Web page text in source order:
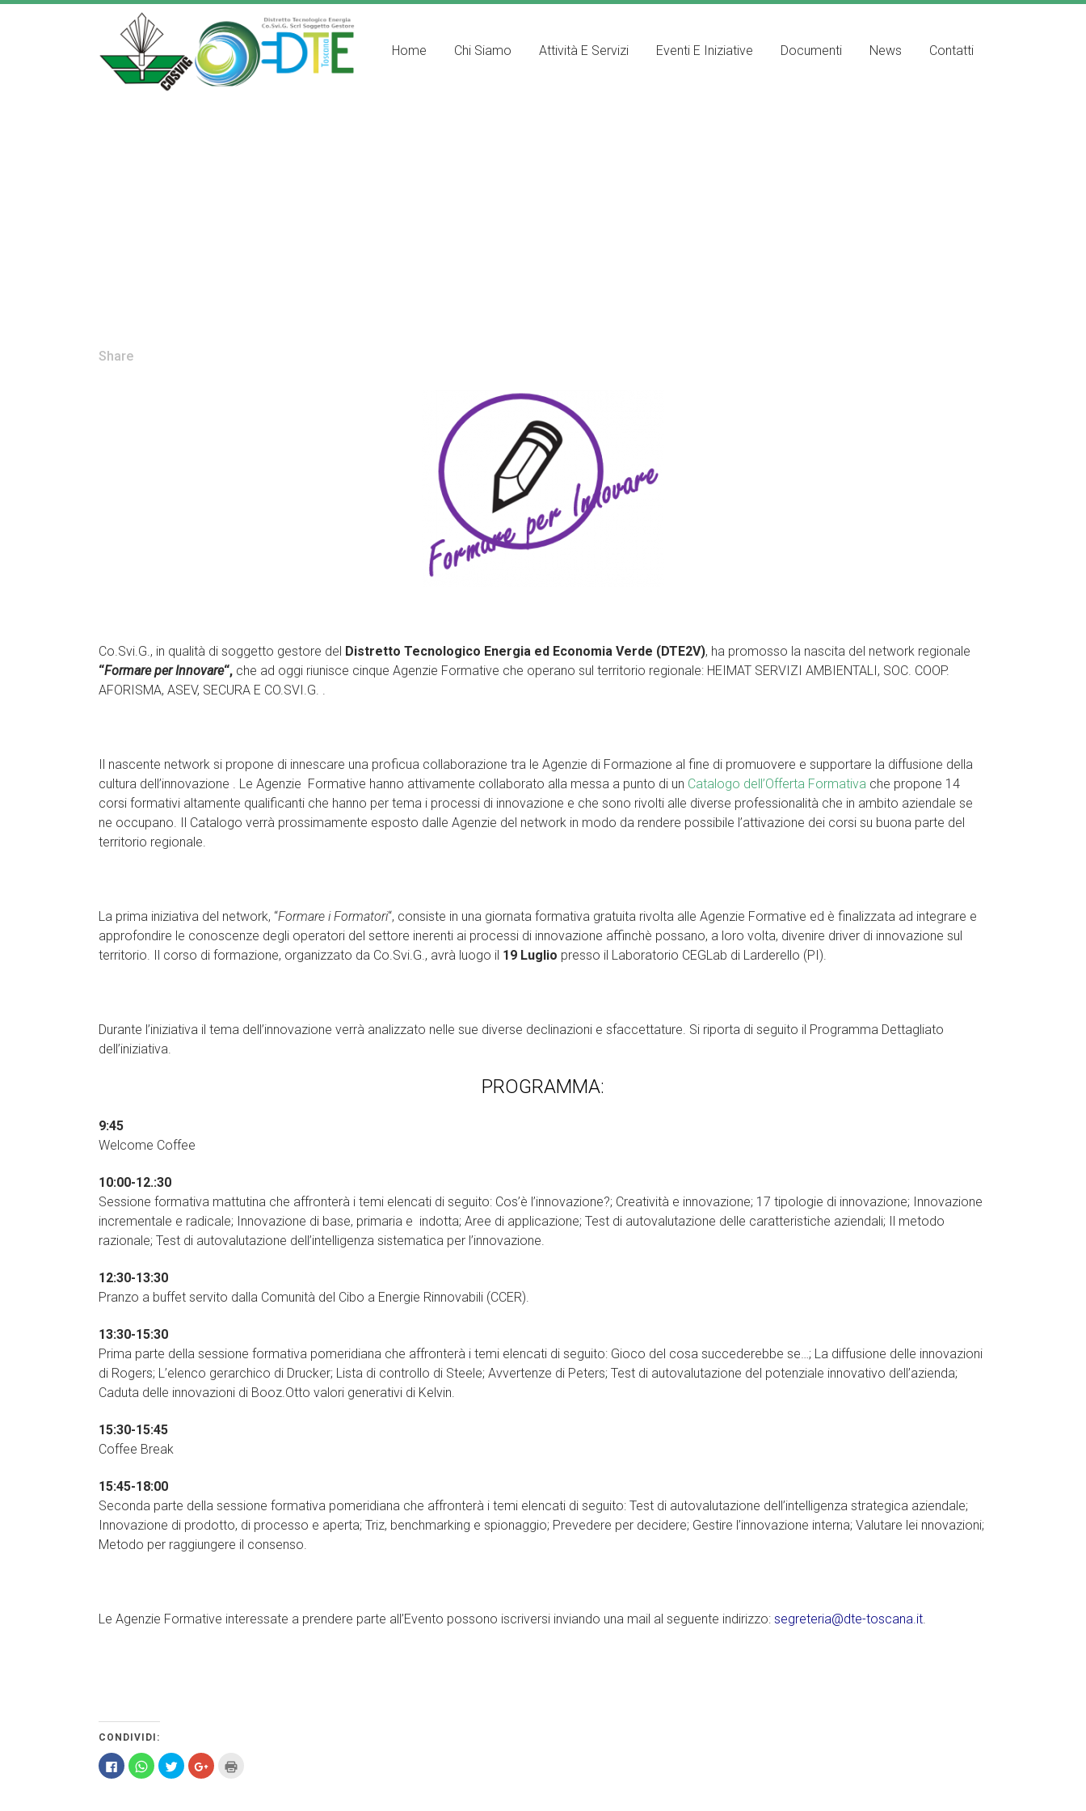
Home Chi Siamo Attività E Servizi Eventi E Iniziative Documenti News Contatti
Share
Co.Svi.G., in qualità di soggetto gestore del Distretto Tecnologico Energia ed Economia Verde (DTE2V), ha promosso la nascita del network regionale
“Formare per Innovare“, che ad oggi riunisce cinque Agenzie Formative che operano sul territorio regionale: HEIMAT SERVIZI AMBIENTALI, SOC. COOP.
AFORISMA, ASEV, SECURA E CO.SVI.G. .
Il nascente network si propone di innescare una proficua collaborazione tra le Agenzie di Formazione al fine di promuovere e supportare la diffusione della
cultura dell’innovazione . Le Agenzie Formative hanno attivamente collaborato alla messa a punto di un Catalogo dell’Offerta Formativa che propone 14
corsi formativi altamente qualificanti che hanno per tema i processi di innovazione e che sono rivolti alle diverse professionalità che in ambito aziendale se
ne occupano. Il Catalogo verrà prossimamente esposto dalle Agenzie del network in modo da rendere possibile l’attivazione dei corsi su buona parte del
territorio regionale.
La prima iniziativa del network, “Formare i Formatori“, consiste in una giornata formativa gratuita rivolta alle Agenzie Formative ed è finalizzata ad integrare e
approfondire le conoscenze degli operatori del settore inerenti ai processi di innovazione affinchè possano, a loro volta, divenire driver di innovazione sul
territorio. Il corso di formazione, organizzato da Co.Svi.G., avrà luogo il 19 Luglio presso il Laboratorio CEGLab di Larderello (PI).
Durante l’iniziativa il tema dell’innovazione verrà analizzato nelle sue diverse declinazioni e sfaccettature. Si riporta di seguito il Programma Dettagliato
dell’iniziativa.
PROGRAMMA:
9:45
Welcome Coffee
10:00-12.:30
Sessione formativa mattutina che affronterà i temi elencati di seguito: Cos’è l’innovazione?; Creatività e innovazione; 17 tipologie di innovazione; Innovazione
incrementale e radicale; Innovazione di base, primaria e indotta; Aree di applicazione; Test di autovalutazione delle caratteristiche aziendali; Il metodo
razionale; Test di autovalutazione dell’intelligenza sistematica per l’innovazione.
12:30-13:30
Pranzo a buffet servito dalla Comunità del Cibo a Energie Rinnovabili (CCER).
13:30-15:30
Prima parte della sessione formativa pomeridiana che affronterà i temi elencati di seguito: Gioco del cosa succederebbe se…; La diffusione delle innovazioni
di Rogers; L’elenco gerarchico di Drucker; Lista di controllo di Steele; Avvertenze di Peters; Test di autovalutazione del potenziale innovativo dell’azienda;
Caduta delle innovazioni di Booz.Otto valori generativi di Kelvin.
15:30-15:45
Coffee Break
15:45-18:00
Seconda parte della sessione formativa pomeridiana che affronterà i temi elencati di seguito: Test di autovalutazione dell’intelligenza strategica aziendale;
Innovazione di prodotto, di processo e aperta; Triz, benchmarking e spionaggio; Prevedere per decidere; Gestire l’innovazione interna; Valutare lei nnovazioni;
Metodo per raggiungere il consenso.
Le Agenzie Formative interessate a prendere parte all’Evento possono iscriversi inviando una mail al seguente indirizzo: segreteria@dte-toscana.it.
CONDIVIDI:
Fai
clic
Fai
clic
Fai
clic
Fai
clic